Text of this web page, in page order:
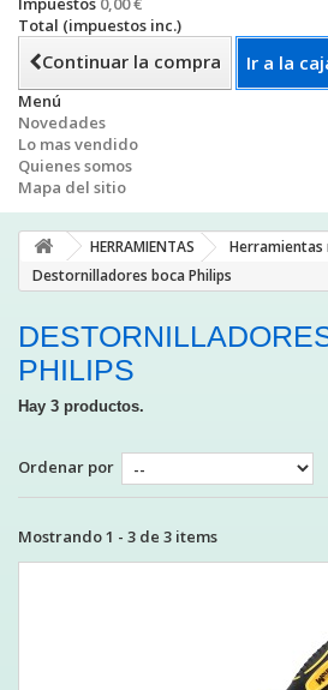
Total (impuestos inc.)
Continuar la compra Ir a la
Menú
Novedades
Lo mas vendido
Quienes somos
Mapa del sitio
HERRAMIENTAS
Herramientas
Destornilladores boca Philips
PHILIPS
Hay 3 productos.
Ordenar por
Mostrando 1 - 3 de 3 items